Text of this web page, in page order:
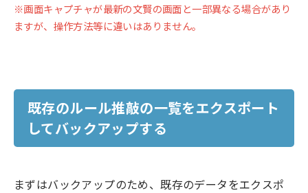
※画面キャプチャが最新の文賢の画面と一部異なる場合があり
ますが、操作方法等に違いはありません。
既存のルール推敲の一覧をエクスポート
してバックアップする
まずはバックアップのため、既存のデータをエクスポ